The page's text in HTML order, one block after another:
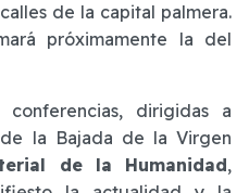
de la capital palmera.
próximamente la del
dirigidas a
la Bajada de la Virgen
de la Humanidad,